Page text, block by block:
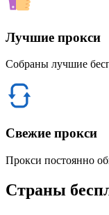
Лучшие прокси
Собраны лучшие
Свежие прокси
Прокси постоянно
Страны